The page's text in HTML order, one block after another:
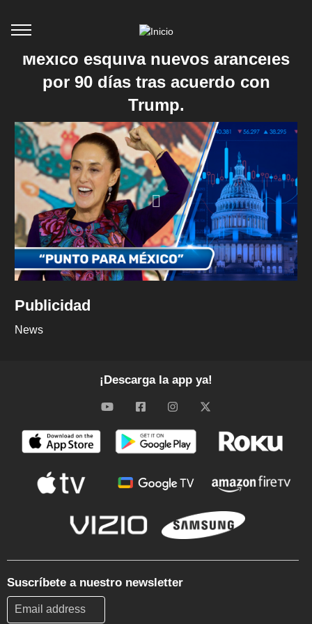
México esquiva nuevos aranceles
por 90 días tras acuerdo con
Trump.
Publicidad
News
¡Descarga la app ya!
Suscríbete a nuestro newsletter